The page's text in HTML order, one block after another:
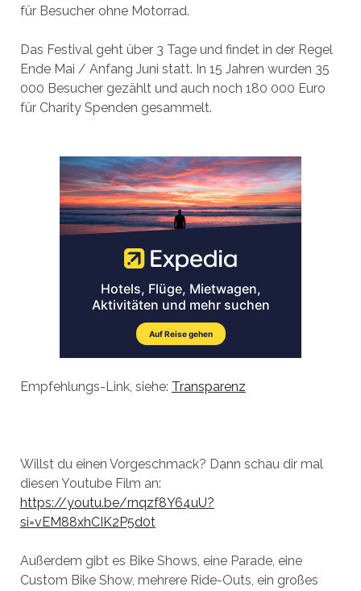
für Besucher ohne Motorrad.
Das Festival geht über 3 Tage und findet in der Regel
Ende Mai / Anfang Juni statt. In 15 Jahren wurden 35
000 Besucher gezählt und auch noch 180 000 Euro
für Charity Spenden gesammelt.
Empfehlungs-Link, siehe: Transparenz
Willst du einen Vorgeschmack? Dann schau dir mal
diesen Youtube Film an:
https://youtu.be/rnqzf8Y64uU?
si=vEM88xhCIK2P5d0t
Außerdem gibt es Bike Shows, eine Parade, eine
Custom Bike Show, mehrere Ride-Outs, ein großes